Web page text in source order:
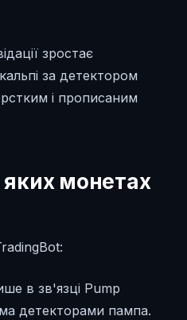
зростає
за детектором
і прописаним
монетах
в зв'язці Pump
детекторами пампа.